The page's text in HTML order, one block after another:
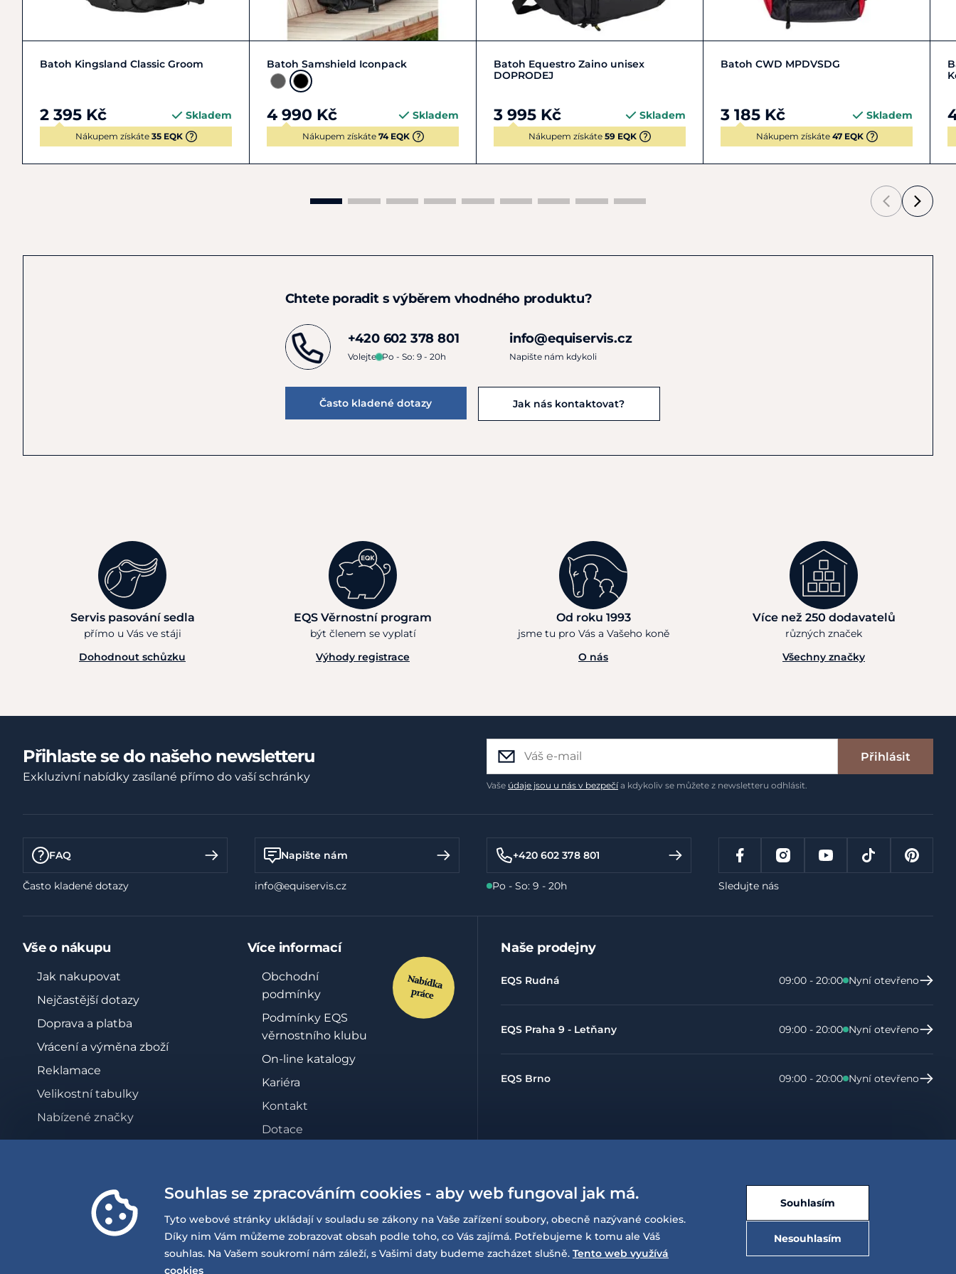
Zobrazit detail
Batoh Kingsland Classic Groom
2 395 Kč Skladem
Nákupem získáte 35 EQK
Zobrazit detail
Batoh Samshield Iconpack
4 990 Kč Skladem
Nákupem získáte 74 EQK
Zobrazit detail
Batoh Equestro Zaino unisex
DOPRODEJ
3 995 Kč Skladem
Nákupem získáte 59 EQK
Zobrazit detail
Batoh CWD MPDVSDG
3 185 Kč Skladem
Nákupem získáte 47 EQK
Chtete poradit s výběrem vhodného produktu?
+420 602 378 801
Volejte Po - So: 9 - 20h
info@equiservis.cz
Napište nám kdykoli
Často kladené dotazy Jak nás kontaktovat?
Servis pasování sedla
přímo u Vás ve stáji
Dohodnout schůzku
EQS Věrnostní program
být členem se vyplatí
Výhody registrace
Od roku 1993
jsme tu pro Vás a Vašeho koně
O nás
Více než 250 dodavatelů
různých značek
Všechny značky
Přihlaste se do našeho newsletteru
Exkluzivní nabídky zasílané přímo do vaší schránky
Přihlásit
Vaše údaje jsou u nás v bezpečía kdykoliv se můžete z newsletteru odhlásit.
FAQ
Často kladené dotazy
Napište nám
info@equiservis.cz
+420 602 378 801
Po - So: 9 - 20h Sledujte nás
Vše o nákupu
Jak nakupovat
Nejčastější dotazy
Doprava a platba
Vrácení a výměna zboží
Reklamace
Velikostní tabulky
Nabízené značky
Více informací
Obchodní
podmínky
Podmínky EQS
věrnostního klubu
On-line katalogy
Kariéra
Kontakt
Dotace
Whistleblowing
Prohlášení o
přístupnosti
Naše prodejny
EQS Rudná 09:00 - 20:00 Nyní otevřeno
EQS Praha 9 - Letňany 09:00 - 20:00 Nyní otevřeno
EQS Brno 09:00 - 20:00 Nyní otevřeno
Souhlas se zpracováním cookies - aby web fungoval jak má.
Tyto webové stránky ukládají v souladu se zákony na Vaše zařízení soubory, obecně nazývané cookies.
Díky nim Vám můžeme zobrazovat obsah podle toho, co Vás zajímá. Potřebujeme k tomu ale Váš
souhlas. Na Vašem soukromí nám záleží, s Vašimi daty budeme zacházet slušně. Tento web využívá
cookies
Nesouhlasím
Souhlasím